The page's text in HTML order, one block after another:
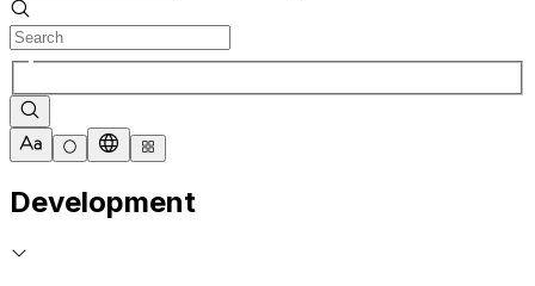
Development